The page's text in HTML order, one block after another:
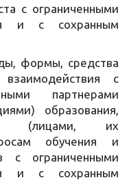
с ограниченными
и с сохранным
формы, средства
с
партнерами
образования,
(лицами, их
обучения и
с ограниченными
и с сохранным